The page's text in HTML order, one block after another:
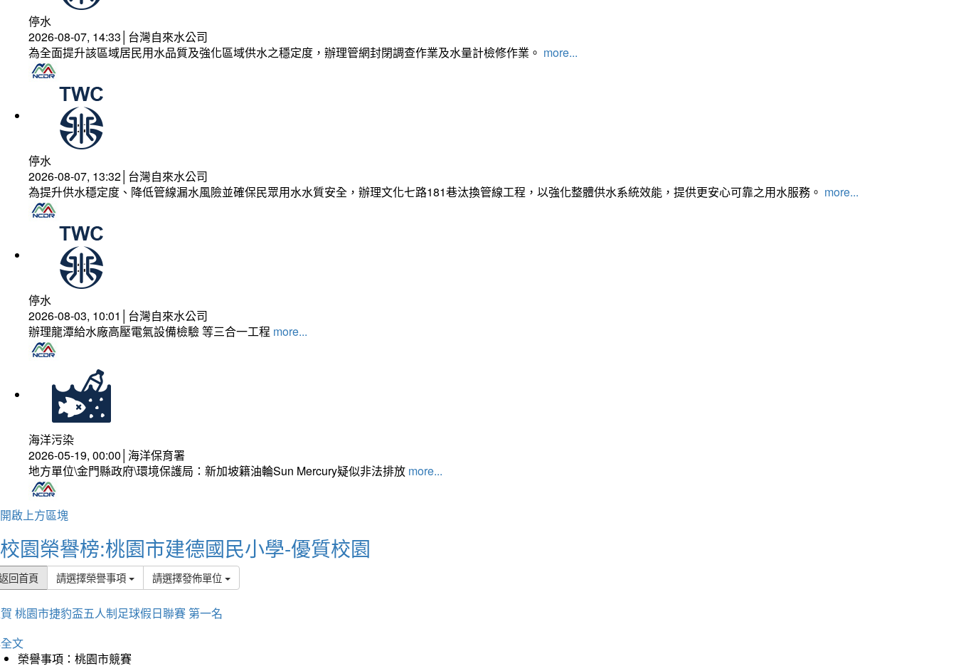
停水
2026-08-07, 14:33│台灣自來水公司
為全面提升該區域居民用水品質及強化區域供水之穩定度，辦理管網封閉調查作業及水量計檢修作業。 more...
停水
2026-08-07, 13:32│台灣自來水公司
為提升供水穩定度、降低管線漏水風險並確保民眾用水水質安全，辦理文化七路181巷汰換管線工程，以強化整體供水系統效能，提供更安心可靠之用水服務。 more...
停水
2026-08-03, 10:01│台灣自來水公司
辦理龍潭給水廠高壓電氣設備檢驗 等三合一工程 more...
海洋污染
2026-05-19, 00:00│海洋保育署
地方單位\金門縣政府\環境保護局：新加坡籍油輪Sun Mercury疑似非法排放 more...
開啟上方區塊
校園榮譽榜:桃園市建德國民小學-優質校園
回首頁 請選擇榮譽事項 請選擇發佈單位
桃園市捷豹盃五人制足球假日聯賽 第一名
文
榮譽事項：桃園市競賽